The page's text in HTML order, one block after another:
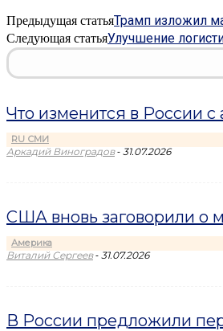
Предыдущая статьяТрамп изложил
Следующая статьяУлучшение
Что изменится в России с
RU СМИ
Аркадий Виноградов - 31.07.2026
США вновь заговорили о
Америка
Виталий Сергеев - 31.07.2026
В России предложили